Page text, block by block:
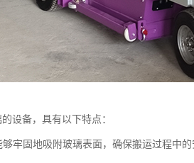
设备，具有以下特点：
牢固地吸附玻璃表面，确保搬运过程中的